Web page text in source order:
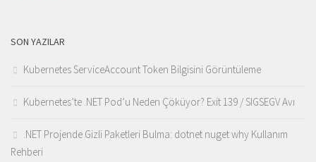
SON YAZILAR
Kubernetes ServiceAccount Token Bilgisini Görüntüleme
Kubernetes’te .NET Pod’u Neden Çöküyor? Exit 139 / SIGSEGV Avı
.NET Projende Gizli Paketleri Bulma: dotnet nuget why Kullanım
Rehberi